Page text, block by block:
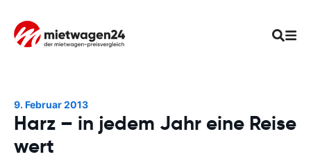
9. Februar 2013
Harz – in jedem Jahr eine Reise
wert